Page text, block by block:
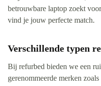
betrouwbare laptop zoekt
vind je jouw perfecte match.
Verschillende typen
Bij refurbed bieden we een
gerenommeerde merken zoals